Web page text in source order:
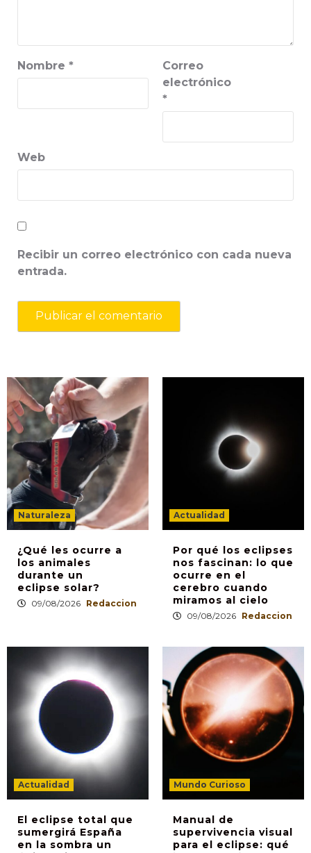
Nombre *
Correo
electrónico
*
Web
Recibir un correo electrónico con cada nueva
entrada.
Naturaleza
¿Qué les ocurre a
los animales
durante un
eclipse solar?
09/08/2026 Redaccion
Actualidad
Por qué los eclipses
nos fascinan: lo que
ocurre en el
cerebro cuando
miramos al cielo
09/08/2026 Redaccion
Actualidad
El eclipse total que
sumergirá España
en la sombra un
Mundo Curioso
Manual de
supervivencia visual
para el eclipse: qué